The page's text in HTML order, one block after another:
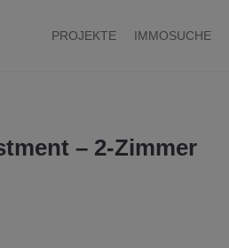
PROJEKTE IMMOSUCHE
– 2-Zimmer